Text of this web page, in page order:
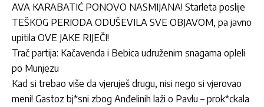
AVA KARABATIĆ PONOVO NASMIJANA! Starleta poslije
TEŠKOG PERIODA ODUŠEVILA SVE OBJAVOM, pa javno
upitila OVE JAKE RIJEČI!
Trač partija: Kačavenda i Bebica udruženim snagama opleli
po Munjezu
Kad si trebao više da vjeruješ drugu, nisi nego si vjerovao
meni! Gastoz bj*sni zbog Anđelinih laži o Pavlu – prok*ckala